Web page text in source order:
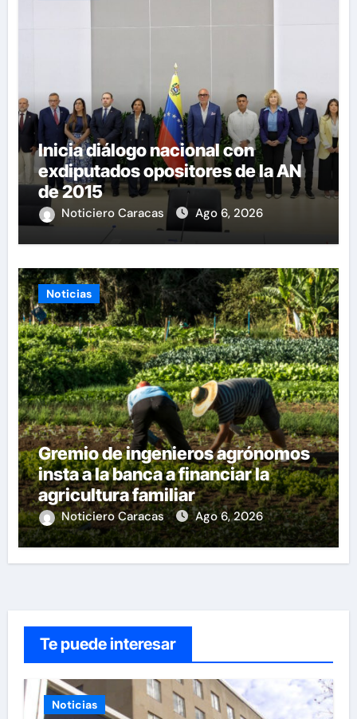
Inicia diálogo nacional con
exdiputados opositores de la AN
de 2015
Noticiero Caracas Ago 6, 2026
Noticias
Gremio de ingenieros agrónomos
insta a la banca a financiar la
agricultura familiar
Noticiero Caracas Ago 6, 2026
Te puede interesar
Noticias